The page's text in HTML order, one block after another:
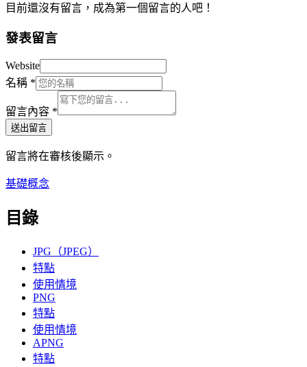
目前還沒有留言，成為第一個留言的人吧！
發表留言
Website
名稱 *
留言內容 *
送出留言
留言將在審核後顯示。
基礎概念
目錄
JPG（JPEG）
特點
使用情境
PNG
特點
使用情境
APNG
特點